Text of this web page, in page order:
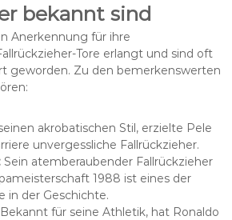
bekannt sind
Anerkennung für ihre
Tore erlangt und sind oft
geworden. Zu den bemerkenswerten
akrobatischen Stil, erzielte Pele
unvergessliche Fallrückzieher.
Sein atemberaubender Fallrückzieher
1988 ist eines der
in der Geschichte.
für seine Athletik, hat Ronaldo